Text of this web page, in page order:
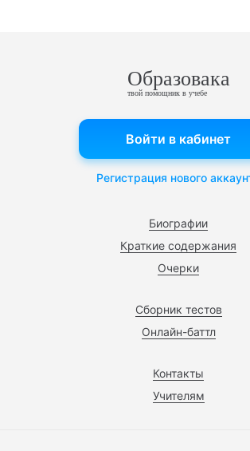
Образовака
твой помощник в учебе
Биографии
Краткие содержания
Очерки
Сборник тестов
Онлайн-баттл
Контакты
Учителям
Войти в кабинет
Регистрация нового